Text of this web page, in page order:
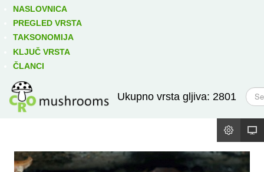
NASLOVNICA
PREGLED VRSTA
TAKSONOMIJA
KLJUČ VRSTA
ČLANCI
Ukupno vrsta gljiva: 2801
T
r
ž
Izravno podređene niže takse: